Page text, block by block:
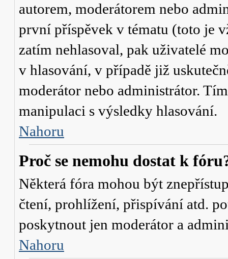
autorem, moderátorem nebo
první příspěvek v tématu (toto je
zatím nehlasoval, pak uživatelé
v hlasování, v případě již
moderátor nebo administrátor.
manipulaci s výsledky hlasování.
Nahoru
Proč se nemohu dostat k
Některá fóra mohou být
čtení, prohlížení, přispívání atd.
poskytnout jen moderátor a
Nahoru